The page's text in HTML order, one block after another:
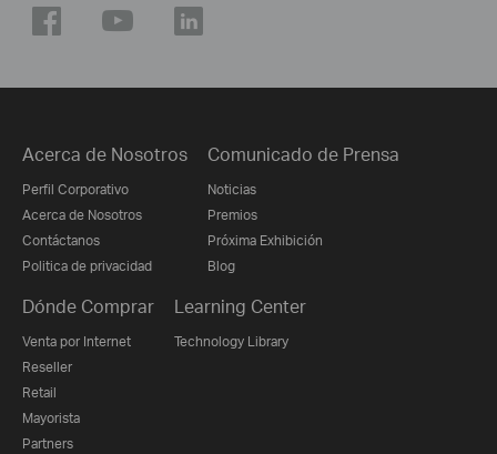
Acerca de Nosotros
Perfil Corporativo
Acerca de Nosotros
Contáctanos
Politica de privacidad
Comunicado de Prensa
Noticias
Premios
Próxima Exhibición
Blog
Dónde Comprar
Venta por Internet
Reseller
Retail
Mayorista
Partners
Learning Center
Technology Library